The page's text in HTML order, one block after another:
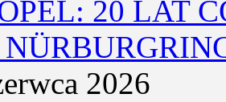
20 LAT
2026